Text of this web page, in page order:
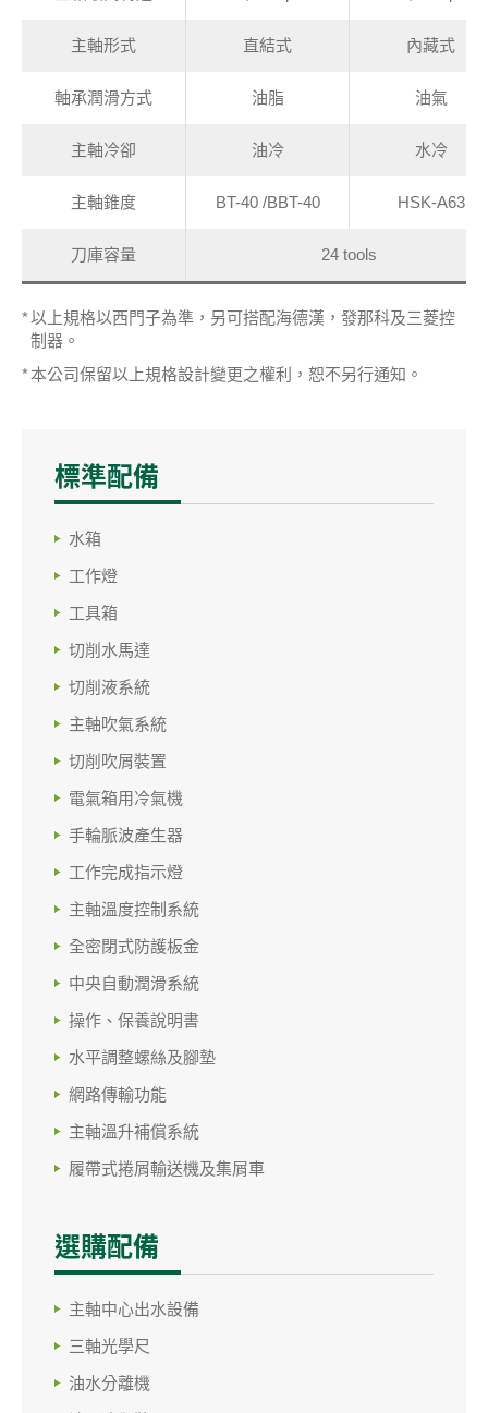
主軸形式 直結式 內藏式
軸承潤滑方式 油脂 油氣
主軸冷卻 油冷 水冷
主軸錐度 BT-40 /BBT-40 HSK-A63
刀庫容量 24 tools
以上規格以西門子為準，另可搭配海德漢，發那科及三菱控
制器。
本公司保留以上規格設計變更之權利，恕不另行通知。
標準配備
水箱
工作燈
工具箱
切削水馬達
切削液系統
主軸吹氣系統
切削吹屑裝置
電氣箱用冷氣機
手輪脈波產生器
工作完成指示燈
主軸溫度控制系統
全密閉式防護板金
中央自動潤滑系統
操作、保養說明書
水平調整螺絲及腳墊
網路傳輸功能
主軸溫升補償系統
履帶式捲屑輸送機及集屑車
選購配備
主軸中心出水設備
三軸光學尺
油水分離機